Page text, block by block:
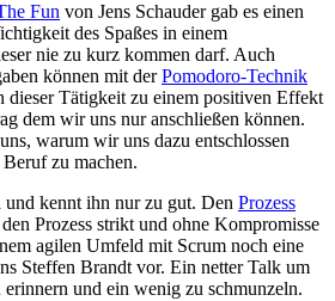
Fun von Jens Schauder gab es einen
des Spaßes in einem
nie zu kurz kommen darf. Auch
können mit derPomodoro-Technik
dieser Tätigkeit zu einem positiven Effekt
dem wir uns nur anschließen können.
warum wir uns dazu entschlossen
zu machen.
und kennt ihn nur zu gut. Den Prozess
Prozess strikt und ohne Kompromisse
agilen Umfeld mit Scrum noch eine
Steffen Brandt vor. Ein netter Talk um
und ein wenig zu schmunzeln.